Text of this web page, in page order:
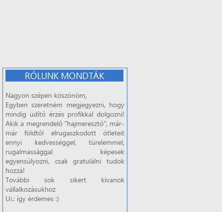
RÓLUNK MONDTÁK
Nagyon szépen köszönöm,
Egyben szeretném megjegyezni, hogy
mindig üdítő érzés profikkal dolgozni!
Akik a megrendelő "hajmeresztő", már-
már földtől elrugaszkodott ötleteit
ennyi kedvességgel, türelemmel,
rugalmassággal képesek
egyensúlyozni, csak gratulálni tudok
hozzá!
További sok sikert kívanok
vállalkozásukhoz
Ui.: így érdemes :)